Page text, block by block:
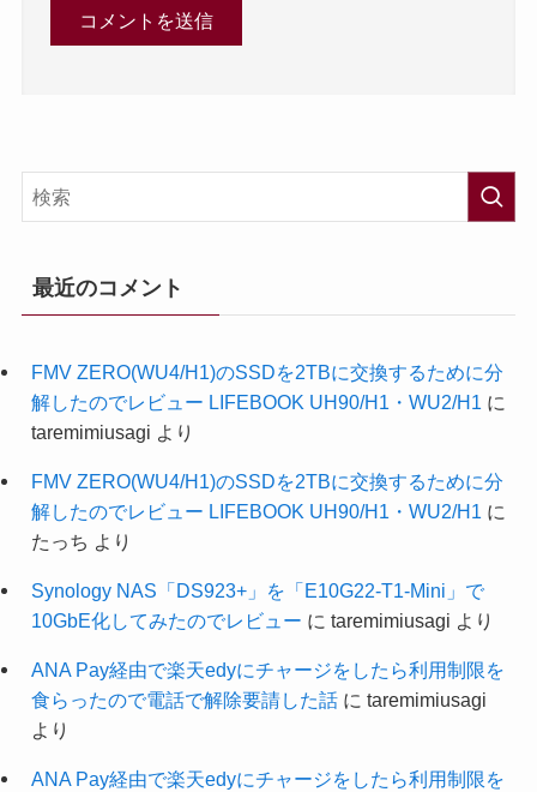
最近のコメント
FMV ZERO(WU4/H1)のSSDを2TBに交換するために分
解したのでレビュー LIFEBOOK UH90/H1・WU2/H1 に
taremimiusagi より
FMV ZERO(WU4/H1)のSSDを2TBに交換するために分
解したのでレビュー LIFEBOOK UH90/H1・WU2/H1 に
たっち より
Synology NAS「DS923+」を「E10G22-T1-Mini」で
10GbE化してみたのでレビュー に taremimiusagi より
ANA Pay経由で楽天edyにチャージをしたら利用制限を
食らったので電話で解除要請した話に taremimiusagi
より
ANA Pay経由で楽天edyにチャージをしたら利用制限を